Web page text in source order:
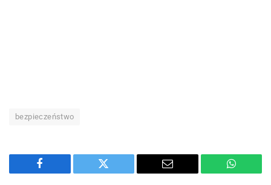
bezpieczeństwo
Facebook Twitter Email